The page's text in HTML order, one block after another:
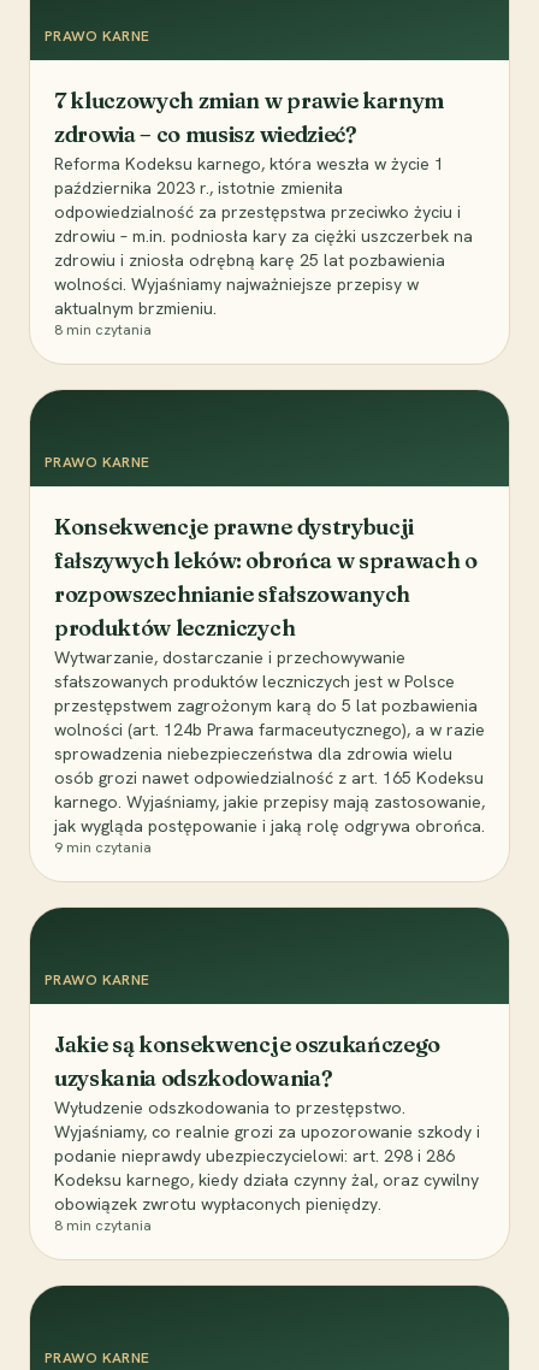
PRAWO KARNE
7 kluczowych zmian w prawie karnym
zdrowia – co musisz wiedzieć?
Reforma Kodeksu karnego, która weszła w życie 1
października 2023 r., istotnie zmieniła
odpowiedzialność za przestępstwa przeciwko życiu i
zdrowiu – m.in. podniosła kary za ciężki uszczerbek na
zdrowiu i zniosła odrębną karę 25 lat pozbawienia
wolności. Wyjaśniamy najważniejsze przepisy w
aktualnym brzmieniu.
8 min czytania
PRAWO KARNE
Konsekwencje prawne dystrybucji
fałszywych leków: obrońca w sprawach o
rozpowszechnianie sfałszowanych
produktów leczniczych
Wytwarzanie, dostarczanie i przechowywanie
sfałszowanych produktów leczniczych jest w Polsce
przestępstwem zagrożonym karą do 5 lat pozbawienia
wolności (art. 124b Prawa farmaceutycznego), a w razie
sprowadzenia niebezpieczeństwa dla zdrowia wielu
osób grozi nawet odpowiedzialność z art. 165 Kodeksu
karnego. Wyjaśniamy, jakie przepisy mają zastosowanie,
jak wygląda postępowanie i jaką rolę odgrywa obrońca.
9 min czytania
PRAWO KARNE
Jakie są konsekwencje oszukańczego
uzyskania odszkodowania?
Wyłudzenie odszkodowania to przestępstwo.
Wyjaśniamy, co realnie grozi za upozorowanie szkody i
podanie nieprawdy ubezpieczycielowi: art. 298 i 286
Kodeksu karnego, kiedy działa czynny żal, oraz cywilny
obowiązek zwrotu wypłaconych pieniędzy.
8 min czytania
PRAWO KARNE